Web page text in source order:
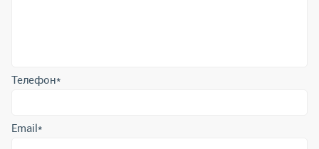
Отправляя форму вы подтверждаете согласие с